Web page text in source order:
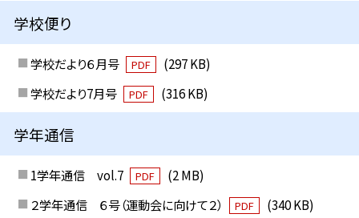
学校便り
学校だより６月号 PDF
(297 KB)
学校だより7月号
PDF (316 KB)
学年通信
1学年通信 vol.7 PDF
(2 MB)
２学年通信 ６号（運動会に向けて２）
PDF
(340 KB)